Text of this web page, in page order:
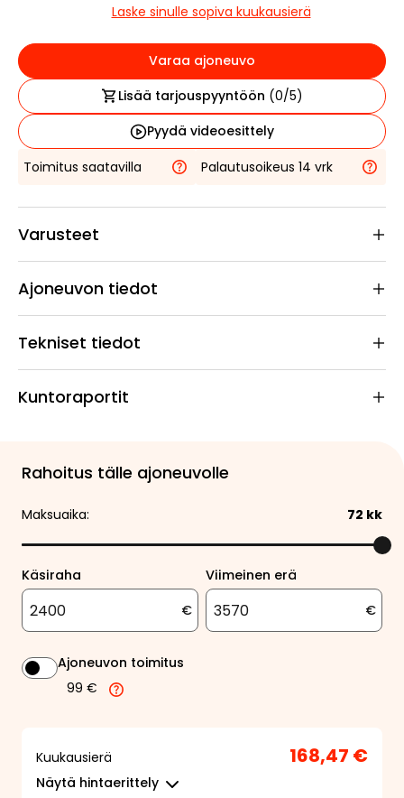
Laske sinulle sopiva kuukausierä
Varaa ajoneuvo
Lisää tarjouspyyntöön (0/5)
Pyydä videoesittely
Toimitus saatavilla
Palautusoikeus 14 vrk
Varusteet
Ajoneuvon tiedot
Tekniset tiedot
Kuntoraportit
Rahoitus tälle ajoneuvolle
Maksuaika: 72 kk
Käsiraha
€
Viimeinen erä
€
Ajoneuvon toimitus
99 €
Kuukausierä 168,47 €
Näytä hintaerittely